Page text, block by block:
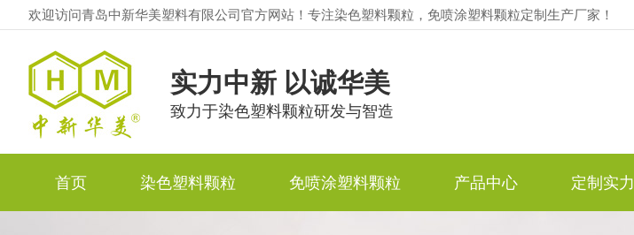
欢迎访问青岛中新华美塑料有限公司官方网站！专注染色塑料颗粒，免喷涂塑料颗粒定制生产厂家！
实力中新 以诚华美
致力于染色塑料颗粒研发与智造
首页 染色塑料颗粒 免喷涂塑料颗粒 产品中心 定制实力